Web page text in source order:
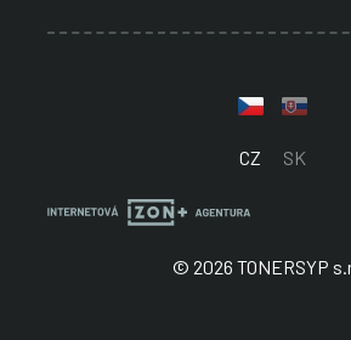
CZ SK
© 2026 TONERSYP